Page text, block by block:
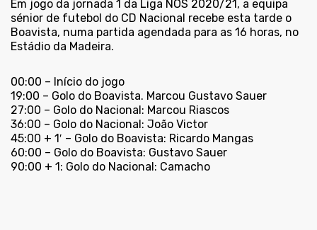
Em jogo da jornada 1 da Liga NOS 2020/21, a equipa
sénior de futebol do CD Nacional recebe esta tarde o
Boavista, numa partida agendada para as 16 horas, no
Estádio da Madeira.
00:00 – Início do jogo
19:00 – Golo do Boavista. Marcou Gustavo Sauer
27:00 – Golo do Nacional: Marcou Riascos
36:00 – Golo do Nacional: João Victor
45:00 + 1′ – Golo do Boavista: Ricardo Mangas
60:00 – Golo do Boavista: Gustavo Sauer
90:00 + 1: Golo do Nacional: Camacho